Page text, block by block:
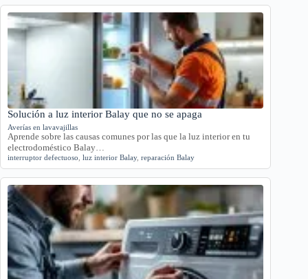
Solución a luz interior Balay que no se apaga
Averías en lavavajillas
Aprende sobre las causas comunes por las que la luz interior en tu
electrodoméstico Balay…
interruptor defectuoso luz interior Balay, reparación Balay